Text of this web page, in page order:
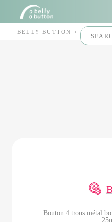
BELLY BUTTON >B2301
Bouton 4 trous métal